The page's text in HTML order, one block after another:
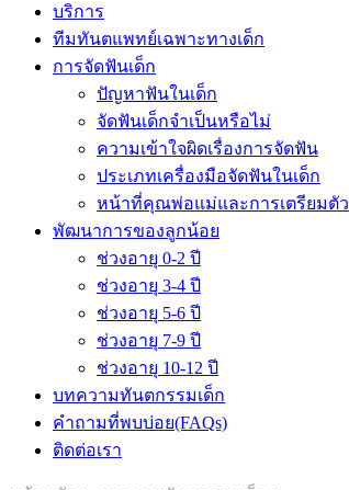
บริการ
ทีมทันตแพทย์เฉพาะทางเด็ก
การจัดฟันเด็ก
ปัญหาฟันในเด็ก
จัดฟันเด็กจำเป็นหรือไม่
ความเข้าใจผิดเรื่องการจัดฟัน
ประเภทเครื่องมือจัดฟันในเด็ก
หน้าที่คุณพ่อแม่และการเตรียมตัว
พัฒนาการของลูกน้อย
ช่วงอายุ 0-2 ปี
ช่วงอายุ 3-4 ปี
ช่วงอายุ 5-6 ปี
ช่วงอายุ 7-9 ปี
ช่วงอายุ 10-12 ปี
บทความทันตกรรมเด็ก
คำถามที่พบบ่อย(FAQs)
ติดต่อเรา